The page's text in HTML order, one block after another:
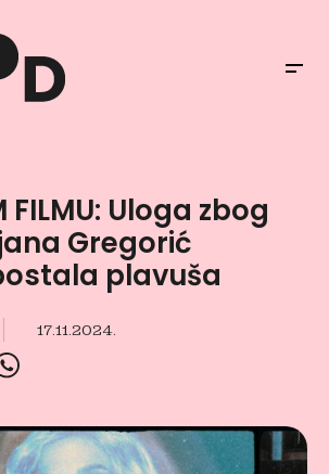
FILMU: Uloga zbog
Gregorić
plavuša
17.11.2024.